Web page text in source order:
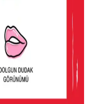
parlak renklerden doğal
göz ve cilt
Lip Gloss
popüler olan, parlaklık